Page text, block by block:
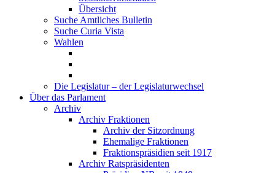
Übersicht
Suche Amtliches Bulletin
Suche Curia Vista
Wahlen
Die Legislatur – der Legislaturwechsel
Über das Parlament
Archiv
Archiv Fraktionen
Archiv der Sitzordnung
Ehemalige Fraktionen
Fraktionspräsidien seit 1917
Archiv Ratspräsidenten